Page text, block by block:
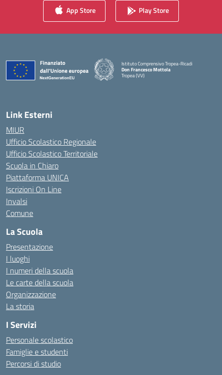
App Store Play Store
Istituto Comprensivo Tropea-Ricadi
Don Francesco Mottola
Tropea (VV)
— Visita la pagina iniziale della scuola
Link Esterni
MIUR
Ufficio Scolastico Regionale
Ufficio Scolastico Territoriale
Scuola in Chiaro
Piattaforma UNICA
Iscrizioni On Line
Invalsi
Comune
La Scuola
Presentazione
I luoghi
I numeri della scuola
Le carte della scuola
Organizzazione
La storia
I Servizi
Personale scolastico
Famiglie e studenti
Percorsi di studio